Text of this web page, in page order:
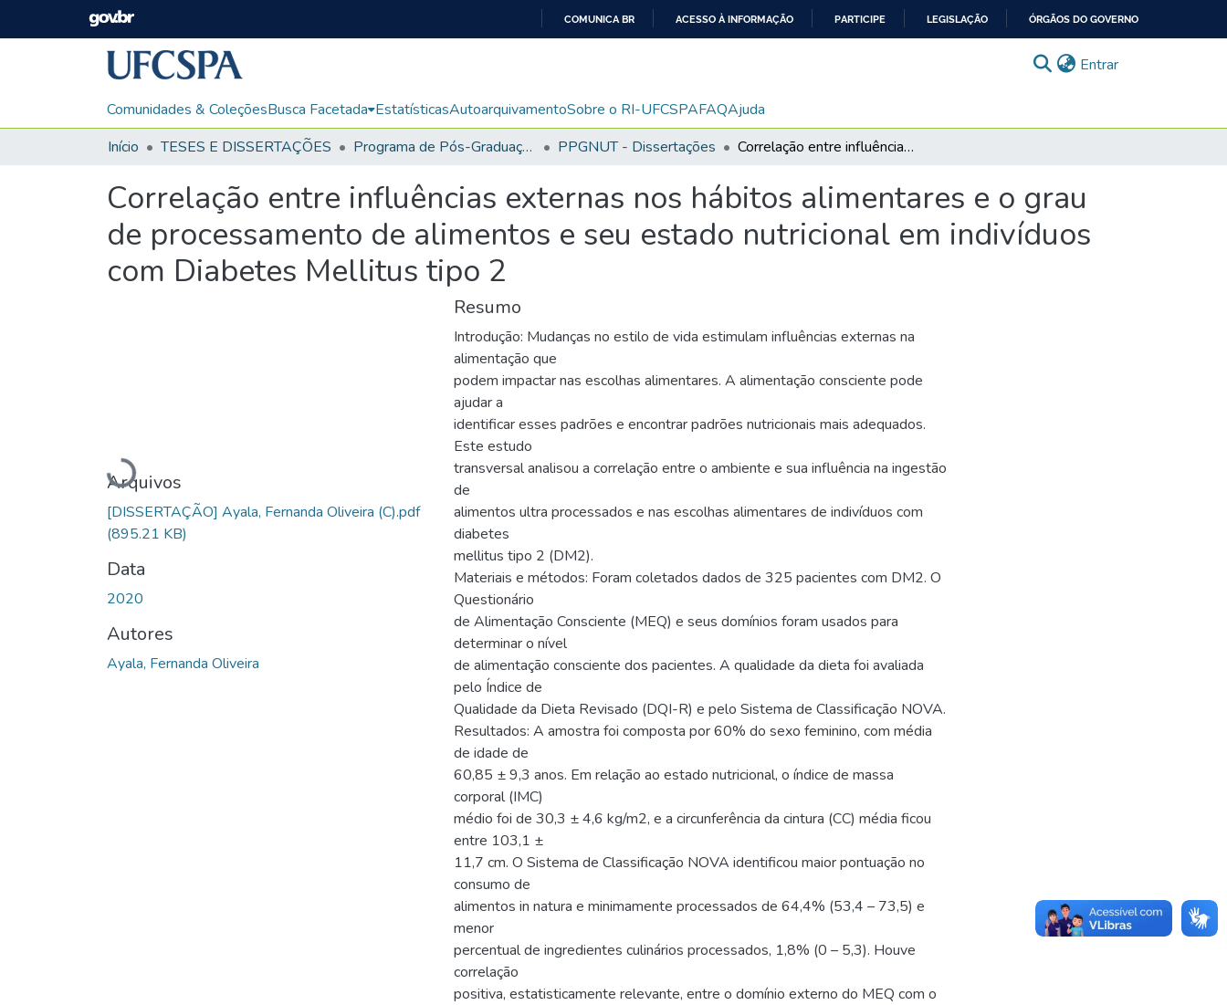
CONTEÚDO
COMUNICA BR ACESSO À INFORMAÇÃO PARTICIPE LEGISLAÇÃO ÓRGÃOS DO GOVERNO
Entrar(current)
Comunidades & ColeçõesBusca Facetada EstatísticasAutoarquivamentoSobre o RI-UFCSPAFAQAjuda
Início
TESES E DISSERTAÇÕES Programa de Pós-Graduação em Ciências da Nutrição PPGNUT - Dissertações Correlação entre influências externas nos hábitos alimentares e o grau de processamento de alimentos e seu estado nutricional em indivíduos com Diabetes Mellitus tipo 2
Correlação entre influências externas nos hábitos alimentares e o grau
de processamento de alimentos e seu estado nutricional em indivíduos
com Diabetes Mellitus tipo 2
Carregando...
Arquivos
[DISSERTAÇÃO] Ayala, Fernanda Oliveira (C).pdf
(895.21 KB)
Data
2020
Autores
Ayala, Fernanda Oliveira
Resumo
Introdução: Mudanças no estilo de vida estimulam influências externas na
alimentação que
podem impactar nas escolhas alimentares. A alimentação consciente pode
ajudar a
identificar esses padrões e encontrar padrões nutricionais mais adequados.
Este estudo
transversal analisou a correlação entre o ambiente e sua influência na ingestão
de
alimentos ultra processados e nas escolhas alimentares de indivíduos com
diabetes
mellitus tipo 2 (DM2).
Materiais e métodos: Foram coletados dados de 325 pacientes com DM2. O
Questionário
de Alimentação Consciente (MEQ) e seus domínios foram usados para
determinar o nível
de alimentação consciente dos pacientes. A qualidade da dieta foi avaliada
pelo Índice de
Qualidade da Dieta Revisado (DQI-R) e pelo Sistema de Classificação NOVA.
Resultados: A amostra foi composta por 60% do sexo feminino, com média
de idade de
60,85 ± 9,3 anos. Em relação ao estado nutricional, o índice de massa
corporal (IMC)
médio foi de 30,3 ± 4,6 kg/m2, e a circunferência da cintura (CC) média ficou
entre 103,1 ±
11,7 cm. O Sistema de Classificação NOVA identificou maior pontuação no
consumo de
alimentos in natura e minimamente processados de 64,4% (53,4 – 73,5) e
menor
percentual de ingredientes culinários processados, 1,8% (0 – 5,3). Houve
correlação
positiva, estatisticamente relevante, entre o domínio externo do MEQ com o